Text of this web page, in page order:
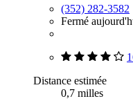
(352) 282-3582
Fermé
Distance estimée
0,7 milles